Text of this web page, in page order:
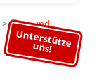
Unterstütze
uns!
>Ärzte und